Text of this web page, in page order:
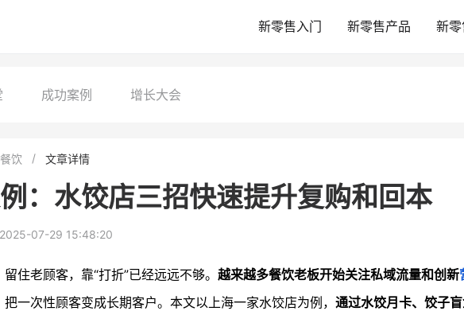
新零售入门 新零售产品 新零
成功案例 增长大会
餐饮 文章详情
：水饺店三招快速提升复购和回本
2025-07-29 15:48:20
住老顾客，靠“打折”已经远远不够。 越来越多餐饮老板开始关注私域流量和创新
一次性顾客变成长期客户。本文以上海一家水饺店为例， 通过水饺月卡、饺子盲